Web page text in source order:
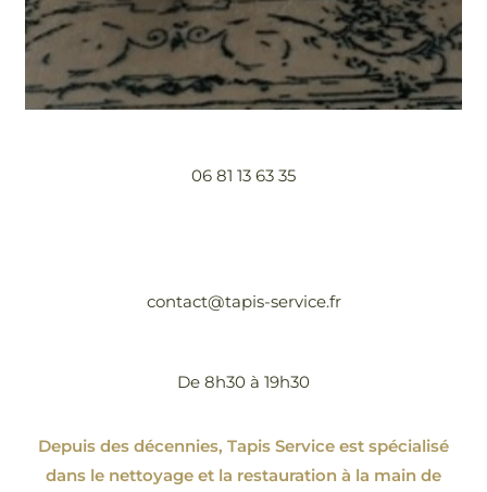
06 81 13 63 35
contact@tapis-service.fr
De 8h30 à 19h30
Depuis des décennies, Tapis Service est spécialisé
dans le nettoyage et la restauration à la main de